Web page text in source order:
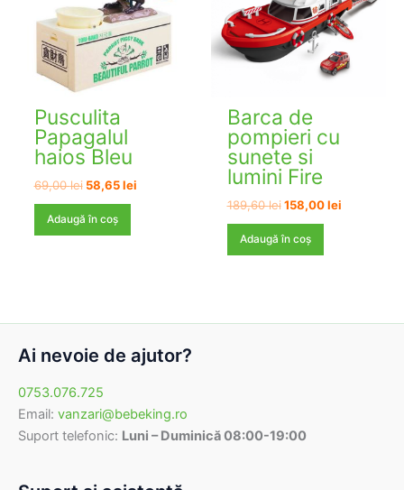
Pusculita
Papagalul
haios Bleu
69,00lei Prețul
a
58,65leiPrețul
Adaugă în coș
Barca de
pompieri cu
sunete si
lumini Fire
189,60lei Prețul
a
fost:
158,00leiPrețul
Adaugă în coș
Ai nevoie de ajutor?
0753.076.725
Email: vanzari@bebeking.ro
Suport telefonic: Luni – Duminică 08:00-19:00